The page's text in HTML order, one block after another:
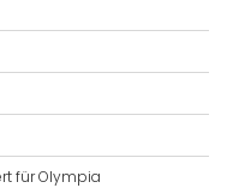
für Olympia